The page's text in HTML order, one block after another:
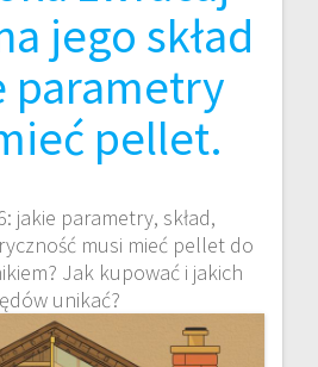
jego skład
parametry
pellet.
jakie parametry, skład,
musi mieć pellet do
Jak kupować i jakich
unikać?